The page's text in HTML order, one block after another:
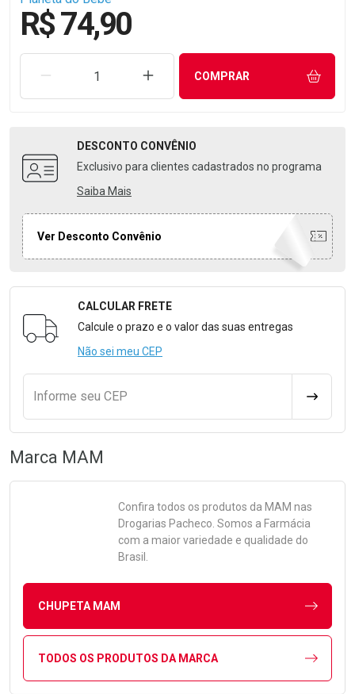
R$ 74,90
REMOVER UMA UNIDADEAUMENTAR UMA UNIDADE
COMPRAR
DESCONTO CONVÊNIO
Exclusivo para clientes cadastrados no programa
Saiba Mais
Ver Desconto Convênio
Formulário para Calcular o Frete
CALCULAR FRETE
Calcule o prazo e o valor das suas entregas
Não sei meu CEP
Informe seu CEP
Marca MAM
Confira todos os produtos da MAM nas
Drogarias Pacheco. Somos a Farmácia
com a maior variedade e qualidade do
Brasil.
CHUPETA MAM
TODOS OS PRODUTOS DA MARCA